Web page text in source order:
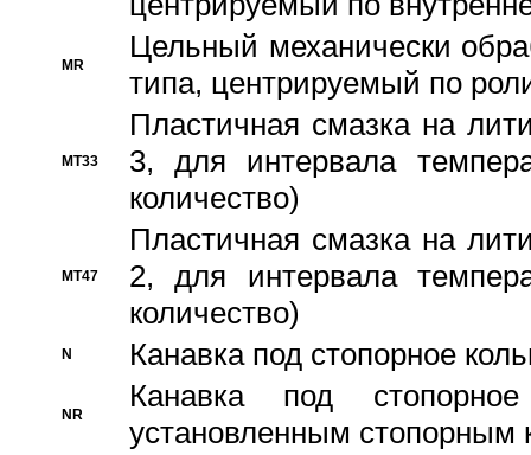
MR
Цельный механически
типа, центрируемый по
MT33
Пластичная смазка на
3, для интервала
количество)
MT47
Пластичная смазка на
2, для интервала
количество)
N Канавка под стопорное
NR
Канавка под
установленным стопорным